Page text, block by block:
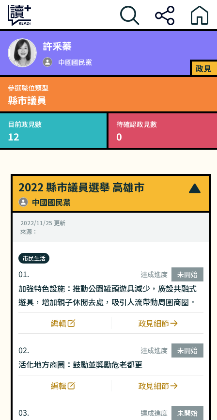
許釆蓁
中國國民黨
政見
參選職位類型
縣市議員
目前政見數
12
待確認政見數
0
2022 縣市議員選舉 高雄市
中國國民黨
2022/11/25 更新
來源：
市民生活
01. 達成進度 未開始
加強特色設施：推動公園罐頭遊具減少，廣設共融式
遊具，增加親子休閒去處，吸引人流帶動周圍商圈。
編輯
政見細節
02. 達成進度 未開始
活化地方商圈：鼓勵並獎勵危老都更
編輯
政見細節
03. 達成進度 未開始